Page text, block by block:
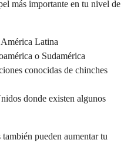
más importante en tu nivel de
Latina
o Sudamérica
conocidas de chinches
donde existen algunos
pueden aumentar tu